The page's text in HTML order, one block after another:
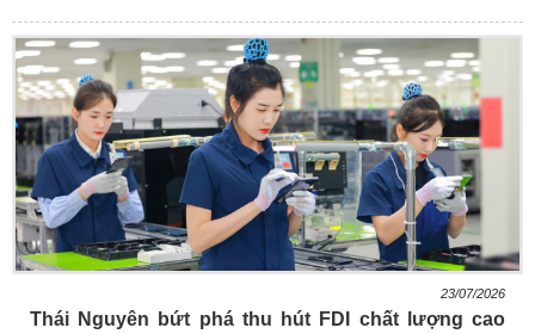
23/07/2026
Thái Nguyên bứt phá thu hút FDI chất lượng cao